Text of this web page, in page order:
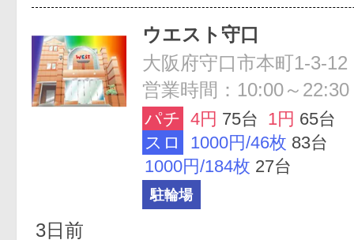
ウエスト守口
大阪府守口市本町1-3-12
営業時間：10:00～22:30
パチ 4円 75台 1円 65台
スロ
1000円/46枚 83台
1000円/184枚 27台
駐輪場
3日前